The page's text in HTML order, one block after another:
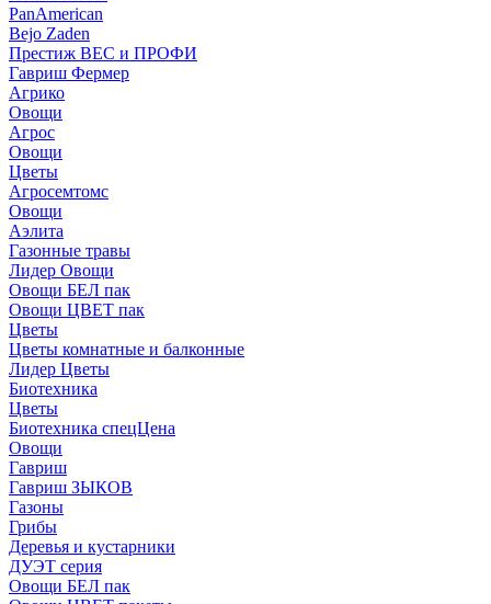
PanAmerican
Bejo Zaden
Престиж ВЕС и ПРОФИ
Гавриш Фермер
Агрико
Овощи
Агрос
Овощи
Цветы
Агросемтомс
Овощи
Аэлита
Газонные травы
Лидер Овощи
Овощи БЕЛ пак
Овощи ЦВЕТ пак
Цветы
Цветы комнатные и балконные
Лидер Цветы
Биотехника
Цветы
Биотехника спецЦена
Овощи
Гавриш
Гавриш ЗЫКОВ
Газоны
Грибы
Деревья и кустарники
ДУЭТ серия
Овощи БЕЛ пак